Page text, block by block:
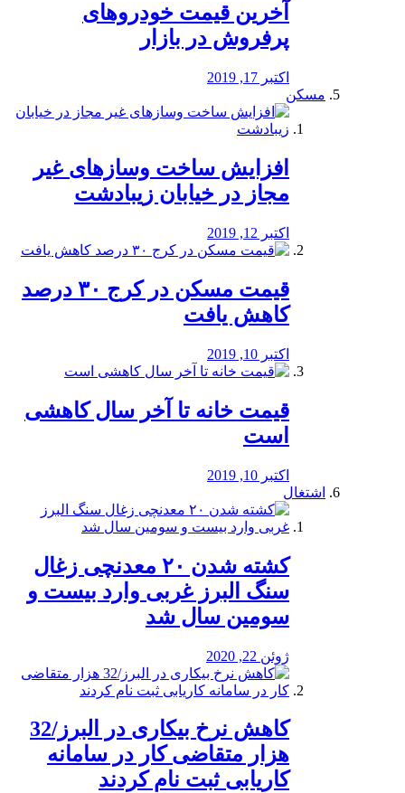
آخرین قیمت خودرو‌های
پرفروش در بازار
اکتبر 17, 2019
مسکن
افزایش ساخت وسازهای غیر
مجاز در خیابان زیبادشت
اکتبر 12, 2019
️قیمت مسکن در کرج ۳۰ درصد
کاهش یافت
اکتبر 10, 2019
قیمت خانه تا آخر سال کاهشی
است
اکتبر 10, 2019
اشتغال
کشته شدن ۲۰ معدنچی زغال
سنگ البرز غربی وارد بیست و
سومین سال شد
ژوئن 22, 2020
کاهش نرخ بیکاری در البرز/32
هزار متقاضی کار در سامانه
کاریابی ثبت نام کردند